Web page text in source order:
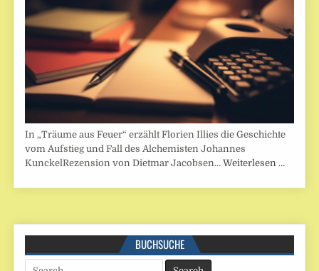
In „Träume aus Feuer“ erzählt Florien Illies die Geschichte
vom Aufstieg und Fall des Alchemisten Johannes
KunckelRezension von Dietmar Jacobsen…Weiterlesen …
BUCHSUCHE
Search